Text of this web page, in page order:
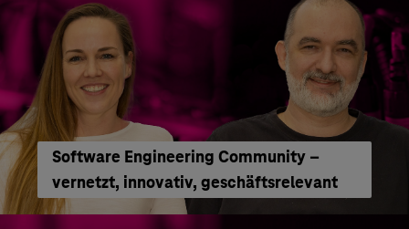
Software Engineering Community –
vernetzt, innovativ, geschäftsrelevant